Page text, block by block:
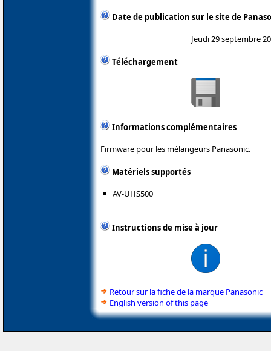
Date de publication sur le site de
Jeudi 29 septembre
Téléchargement
Informations complémentaires
Firmware pour les mélangeurs Panasonic.
Matériels supportés
AV-UHS500
Instructions de mise à jour
Retour sur la fiche de la marque Panasonic
English version of this page